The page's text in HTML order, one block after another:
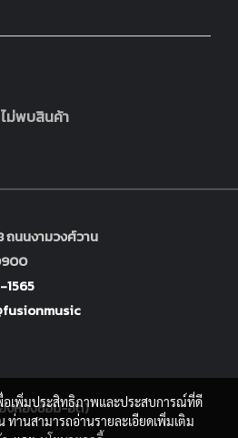
ไม่พบสินค้า
ถนนงามวงศ์วาน
อเพิ่มประสิทธิภาพและประสบการณ์ที่ดี
ท่านสามารถอ่านรายละเอียดเพิ่มเติม